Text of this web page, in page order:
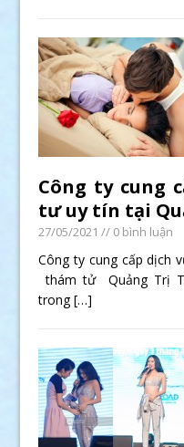
Công ty cung
tư uy tín tại
27/05/2021 // 0 bình luận
Công ty cung cấp dịch
thám tử Quảng Trị
trong[…]